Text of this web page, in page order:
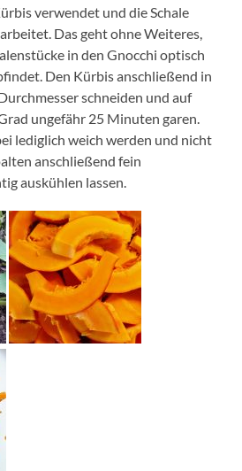
verwendet und die Schale
Das geht ohne Weiteres,
in den Gnocchi optisch
Den Kürbis anschließend in
schneiden und auf
ungefähr 25 Minuten garen.
lediglich weich werden und nicht
anschließend fein
auskühlen lassen.